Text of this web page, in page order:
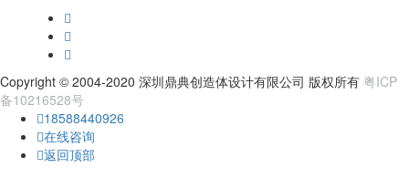
Copyright © 2004-2020 深圳鼎典创造体设计有限公司 版权所有 粤ICP
备10216528号
18588440926
在线咨询
返回顶部